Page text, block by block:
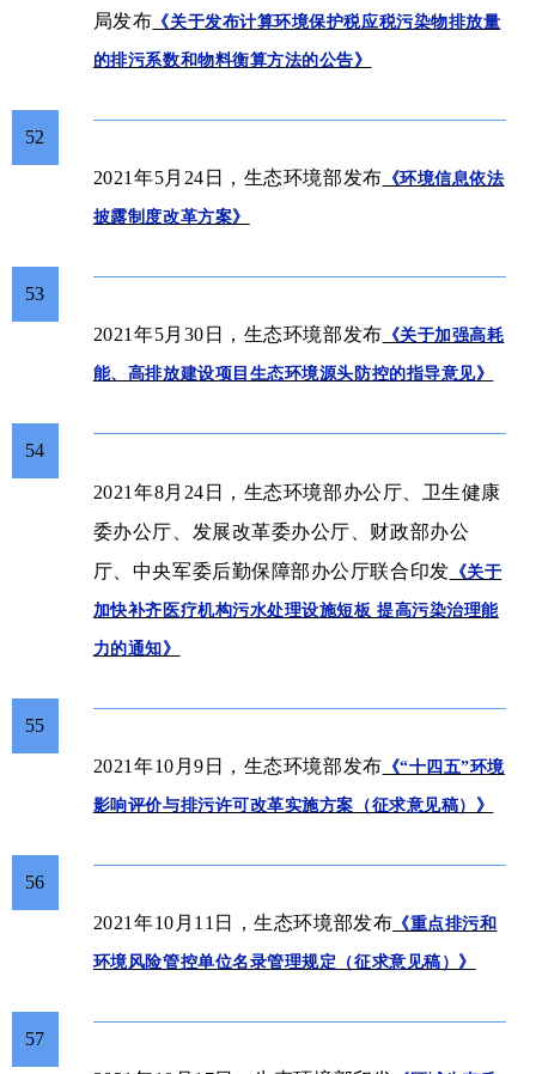
局发布 《关于发布计算环境保护税应税污染物排放量
的排污系数和物料衡算方法的公告》
52
2021年5月24日，生态环境部发布 《环境信息依法
披露制度改革方案》
53
2021年5月30日，生态环境部发布 《关于加强高耗
能、高排放建设项目生态环境源头防控的指导意见》
54
2021年8月24日，生态环境部办公厅、卫生健康
委办公厅、发展改革委办公厅、财政部办公
厅、中央军委后勤保障部办公厅联合印发 《关于
加快补齐医疗机构污水处理设施短板 提高污染治理能
力的通知》
55
2021年10月9日，生态环境部发布 《“十四五”环境
影响评价与排污许可改革实施方案（征求意见稿）》
56
2021年10月11日，生态环境部发布 《重点排污和
环境风险管控单位名录管理规定（征求意见稿）》
57